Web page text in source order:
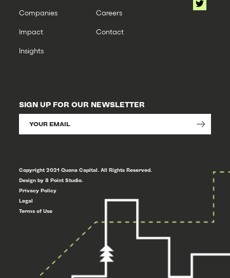
Companies
Impact
Insights
Careers
Contact
SIGN UP FOR OUR NEWSLETTER
Copyright 2021 Quona Capital. All Rights Reserved.
Design by 8 Point Studio.
Privacy Policy
Legal
Terms of Use